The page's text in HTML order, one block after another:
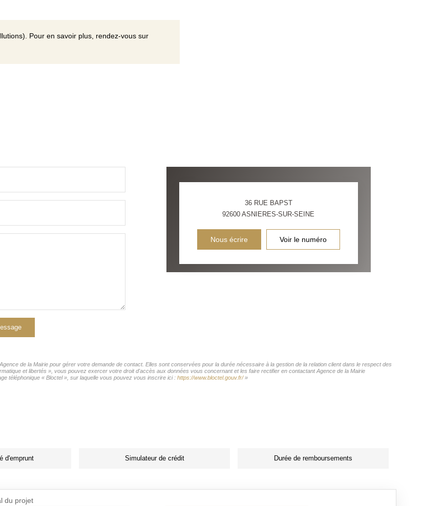
Pour en savoir plus, rendez-vous sur
36 RUE BAPST
92600ASNIERES-SUR-SEINE
Nous écrire Voir le numéro
de la Mairie pour gérer votre demande de contact. Elles sont conservées pour la durée nécessaire à la gestion de la relation client dans le respect des
et libertés », vous pouvez exercer votre droit d'accès aux données vous concernant et les faire rectifier en contactant Agence de la Mairie
téléphonique « Bloctel », sur laquelle vous pouvez vous inscrire ici : https://www.bloctel.gouv.fr/»
d'emprunt Simulateur de crédit Durée de remboursements